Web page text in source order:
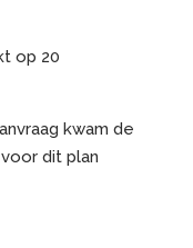
op 20
kwam de
dit plan